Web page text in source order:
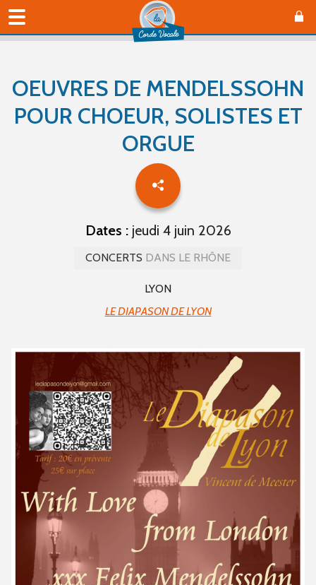
OEUVRES DE MENDELSSOHN
POUR CHOEUR, SOLISTES ET
ORGUE
Dates :jeudi 4 juin 2026
CONCERTS DANS LE RHÔNE
LYON
LE DIAPASON DE LYON